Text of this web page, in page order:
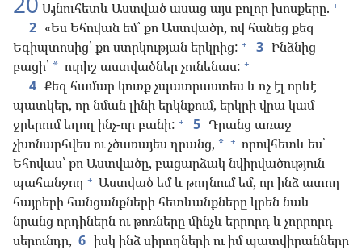
Այնուհետև Աստված ասաց այս բոլոր խոսքերը. +
2 «Ես Եհովան եմ՝ քո Աստվածը, ով հանեց քեզ
Եգիպտոսից՝ քո ստրկության երկրից: + 3 Ինձնից
բացի՝ * ուրիշ աստվածներ չունենաս: +
4 Քեզ համար կուռք չպատրաստես և ոչ էլ որևէ
պատկեր, որ նման լինի երկնքում, երկրի վրա կամ
ջրերում եղող ինչ-որ բանի: + 5 Դրանց առաջ
չխոնարհվես ու չծառայես դրանց, * + որովհետև ես՝
Եհովաս՝ քո Աստվածը, բացարձակ նվիրվածություն
պահանջող + Աստված եմ և թողնում եմ, որ ինձ ատող
հայրերի հանցանքների հետևանքները կրեն նաև
նրանց որդիներն ու թոռները մինչև երրորդ և չորրորդ
սերունդը, 6 իսկ ինձ սիրողների ու իմ պատվիրանները